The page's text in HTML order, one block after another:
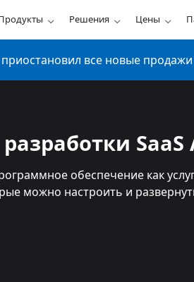
Решения Цены
все новые продажи
SaaS
обеспечение как
можно настроить и